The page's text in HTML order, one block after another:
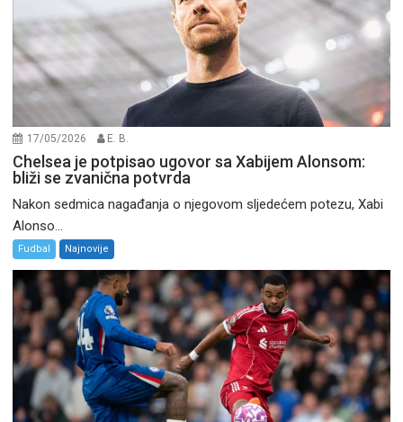
17/05/2026 E. B.
Chelsea je potpisao ugovor sa Xabijem Alonsom:
bliži se zvanična potvrda
Nakon sedmica nagađanja o njegovom sljedećem potezu, Xabi
Alonso...
Fudbal Najnovije